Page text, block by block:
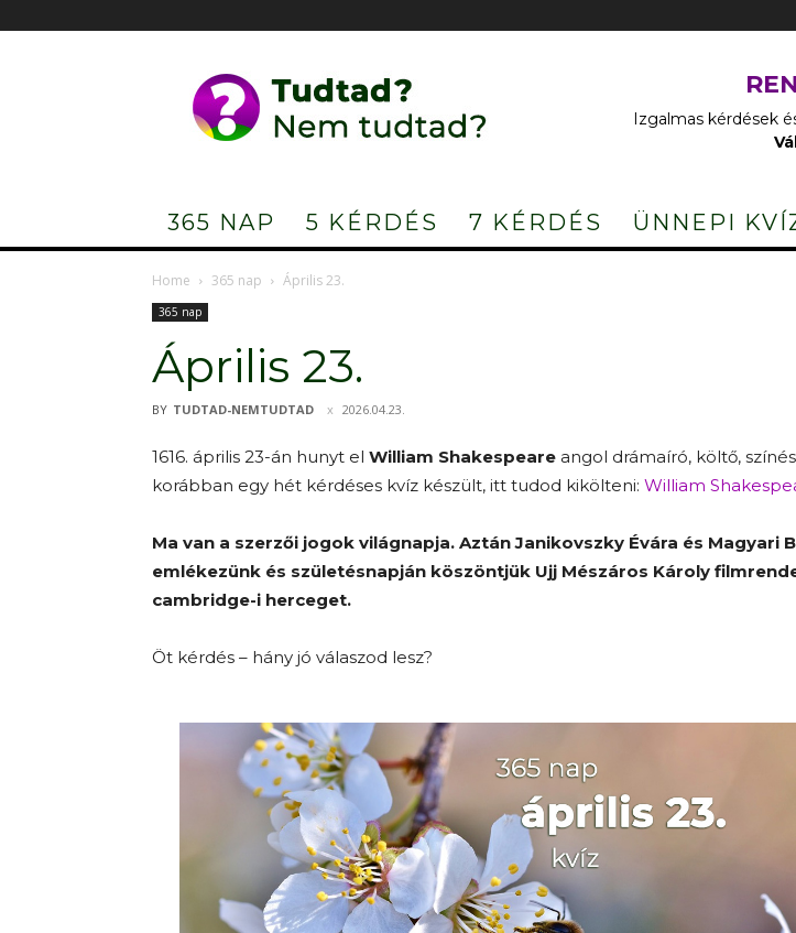
Nem
tudtad?
Izgalmas kérdések
365 NAP 5 KÉRDÉS 7 KÉRDÉS ÜNNEPI
Home 365 nap Április 23.
365 nap
Április 23.
BY TUDTAD-NEMTUDTAD 2026.04.23.
1616. április 23-án hunyt el William Shakespeare angol drámaíró, költő,
korábban egy hét kérdéses kvíz készült, itt tudod kikölteni: William
Ma van a szerzői jogok világnapja. Aztán Janikovszky Évára és Magyari
emlékezünk és születésnapján köszöntjük Ujj Mészáros Károly
cambridge-i herceget.
Öt kérdés – hány jó válaszod lesz?